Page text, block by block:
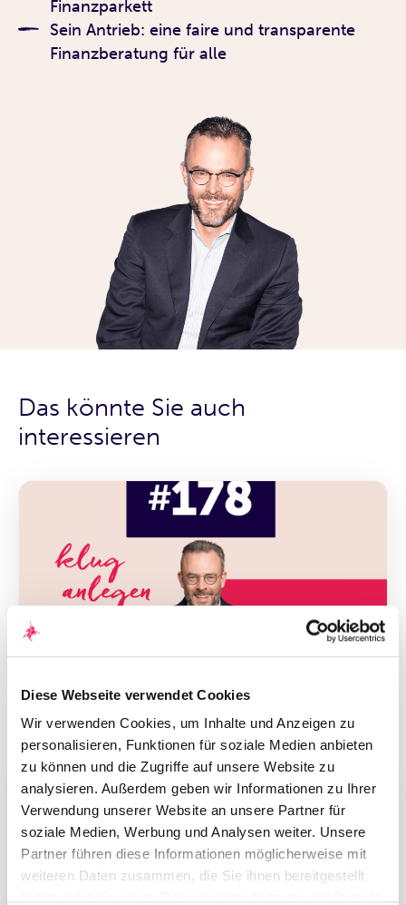
Diese Webseite verwendet Cookies
Wir verwenden Cookies, um Inhalte und Anzeigen zu
personalisieren, Funktionen für soziale Medien anbieten
zu können und die Zugriffe auf unsere Website zu
analysieren. Außerdem geben wir Informationen zu Ihrer
Verwendung unserer Website an unsere Partner für
soziale Medien, Werbung und Analysen weiter. Unsere
Partner führen diese Informationen möglicherweise mit
weiteren Daten zusammen, die Sie ihnen bereitgestellt
Finanzparkett
Sein Antrieb: eine faire und transparente
Finanzberatung für alle
Das könnte Sie auch
interessieren
2023: Geldanlage in Gefahr – können
Fonds & ETFs eigentlich pleitegehen?